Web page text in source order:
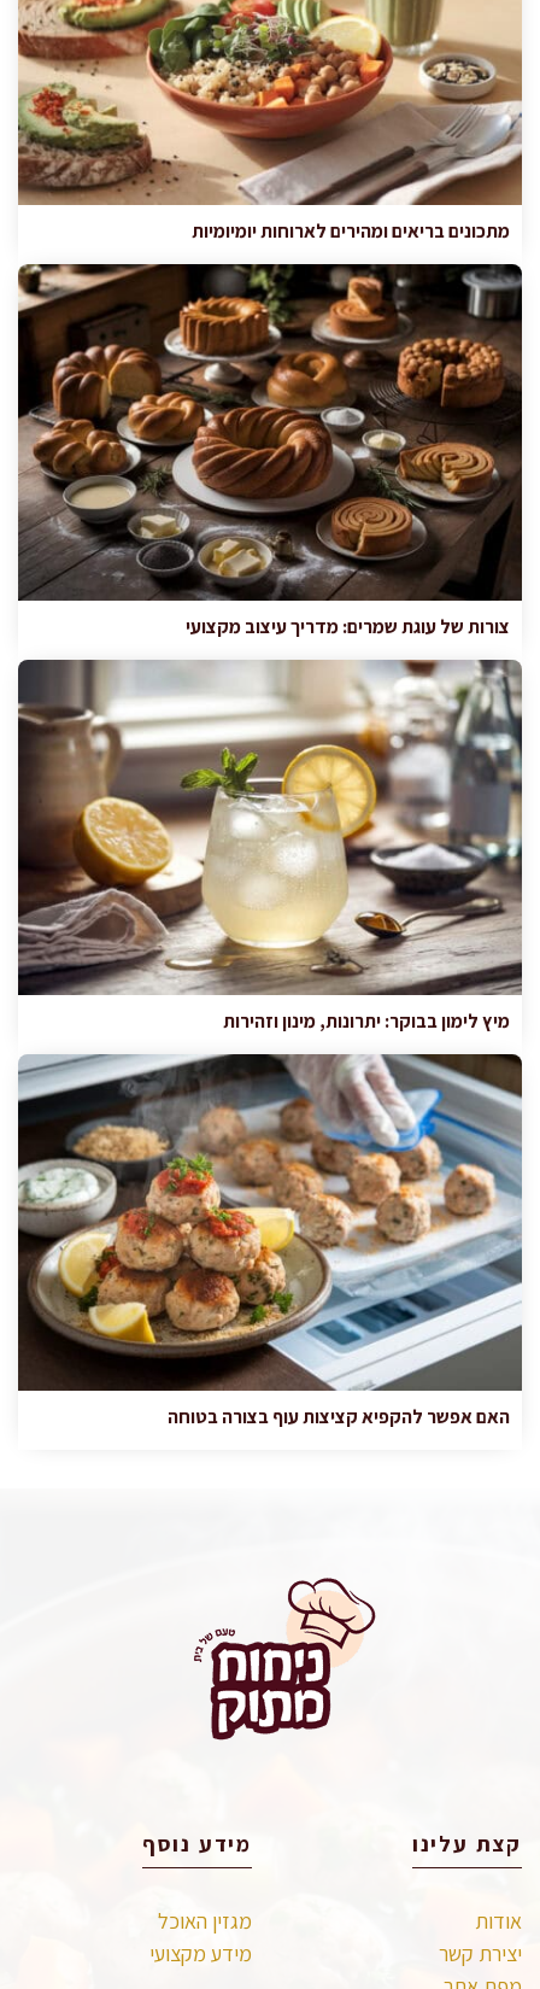
מתכונים בריאים ומהירים לארוחות יומיומיות
צורות של עוגת שמרים: מדריך עיצוב מקצועי
מיץ לימון בבוקר: יתרונות, מינון וזהירות
האם אפשר להקפיא קציצות עוף בצורה בטוחה
קצת עלינו
אודות
יצירת קשר
מידע נוסף
מגזין האוכל
מידע מקצועי